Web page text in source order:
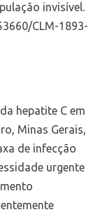
invisível.
CLM-1893-
hepatite C em
Minas Gerais,
de infecção
urgente